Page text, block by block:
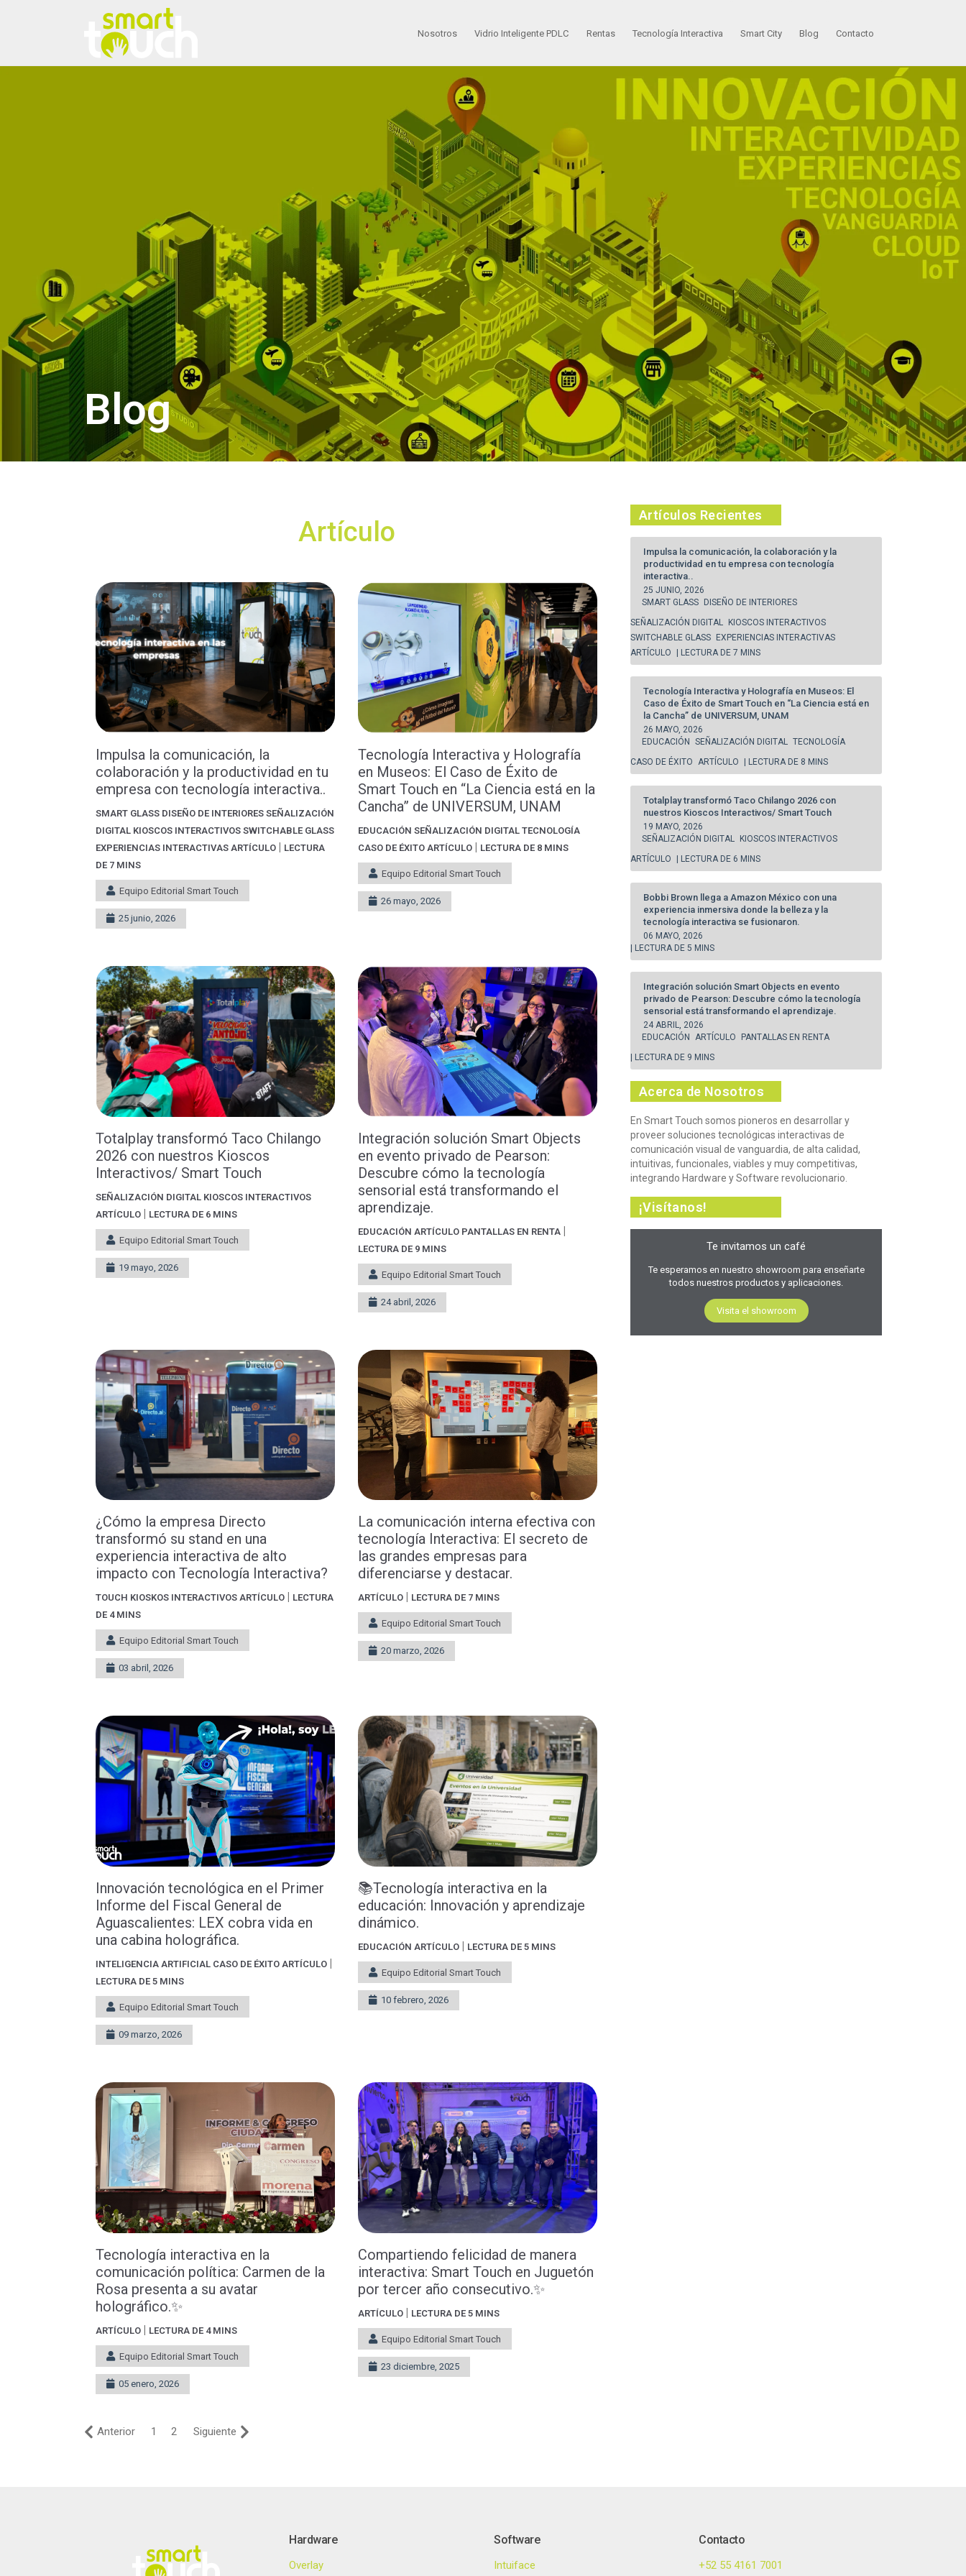
Nosotros Vidrio Inteligente PDLC Rentas Tecnología Interactiva Smart City Blog Contacto
Blog
Artículos Recientes
Impulsa la comunicación, la colaboración y la
productividad en tu empresa con tecnología
interactiva..
25 JUNIO, 2026
SMART GLASS
DISEÑO DE INTERIORES
SEÑALIZACIÓN DIGITAL
KIOSCOS INTERACTIVOS
SWITCHABLE GLASS
EXPERIENCIAS INTERACTIVAS
ARTÍCULO
| LECTURA DE 7 MINS
Tecnología Interactiva y Holografía en Museos: El
Caso de Éxito de Smart Touch en “La Ciencia está en
la Cancha” de UNIVERSUM, UNAM
26 MAYO, 2026
EDUCACIÓN
SEÑALIZACIÓN DIGITAL TECNOLOGÍA
CASO DE ÉXITO ARTÍCULO | LECTURA DE 8 MINS
Totalplay transformó Taco Chilango 2026 con
nuestros Kioscos Interactivos/ Smart Touch
19 MAYO, 2026
SEÑALIZACIÓN DIGITAL
KIOSCOS INTERACTIVOS
ARTÍCULO
| LECTURA DE 6 MINS
Bobbi Brown llega a Amazon México con una
experiencia inmersiva donde la belleza y la
tecnología interactiva se fusionaron.
06 MAYO, 2026
| LECTURA DE 5 MINS
Integración solución Smart Objects en evento
privado de Pearson: Descubre cómo la tecnología
sensorial está transformando el aprendizaje.
24 ABRIL, 2026
EDUCACIÓN
ARTÍCULO
PANTALLAS EN RENTA
| LECTURA DE 9 MINS
Acerca de Nosotros
En Smart Touch somos pioneros en desarrollar y
proveer soluciones tecnológicas interactivas de
comunicación visual de vanguardia, de alta calidad,
intuitivas, funcionales, viables y muy competitivas,
integrando Hardware y Software revolucionario.
¡Visítanos!
Te invitamos un café
Te esperamos en nuestro showroom para enseñarte
todos nuestros productos y aplicaciones.
Visita el showroom
Artículo
Impulsa la comunicación, la
colaboración y la productividad en tu
empresa con tecnología interactiva..
SMART GLASS DISEÑO DE INTERIORES SEÑALIZACIÓN
DIGITAL KIOSCOS INTERACTIVOS SWITCHABLE GLASS
EXPERIENCIAS INTERACTIVAS ARTÍCULO | LECTURA
DE 7 MINS
Equipo Editorial Smart Touch
25 junio, 2026
Tecnología Interactiva y Holografía
en Museos: El Caso de Éxito de
Smart Touch en “La Ciencia está en la
Cancha” de UNIVERSUM, UNAM
EDUCACIÓN SEÑALIZACIÓN DIGITAL TECNOLOGÍA
CASO DE ÉXITO ARTÍCULO | LECTURA DE 8 MINS
Equipo Editorial Smart Touch
26 mayo, 2026
Totalplay transformó Taco Chilango
2026 con nuestros Kioscos
Interactivos/ Smart Touch
SEÑALIZACIÓN DIGITAL KIOSCOS INTERACTIVOS
ARTÍCULO | LECTURA DE 6 MINS
Equipo Editorial Smart Touch
19 mayo, 2026
Integración solución Smart Objects
en evento privado de Pearson:
Descubre cómo la tecnología
sensorial está transformando el
aprendizaje.
EDUCACIÓN ARTÍCULO PANTALLAS EN RENTA |
LECTURA DE 9 MINS
Equipo Editorial Smart Touch
24 abril, 2026
¿Cómo la empresa Directo
transformó su stand en una
experiencia interactiva de alto
impacto con Tecnología Interactiva?
TOUCH KIOSKOS INTERACTIVOS ARTÍCULO | LECTURA
DE 4 MINS
Equipo Editorial Smart Touch
03 abril, 2026
La comunicación interna efectiva con
tecnología Interactiva: El secreto de
las grandes empresas para
diferenciarse y destacar.
ARTÍCULO | LECTURA DE 7 MINS
Equipo Editorial Smart Touch
20 marzo, 2026
Innovación tecnológica en el Primer
Informe del Fiscal General de
Aguascalientes: LEX cobra vida en
una cabina holográfica.
INTELIGENCIA ARTIFICIAL CASO DE ÉXITO ARTÍCULO |
LECTURA DE 5 MINS
Equipo Editorial Smart Touch
09 marzo, 2026
📚Tecnología interactiva en la
educación: Innovación y aprendizaje
dinámico.
EDUCACIÓN ARTÍCULO | LECTURA DE 5 MINS
Equipo Editorial Smart Touch
10 febrero, 2026
Tecnología interactiva en la
comunicación política: Carmen de la
Rosa presenta a su avatar
holográfico.✨
ARTÍCULO | LECTURA DE 4 MINS
Equipo Editorial Smart Touch
05 enero, 2026
Compartiendo felicidad de manera
interactiva: Smart Touch en Juguetón
por tercer año consecutivo.✨
ARTÍCULO | LECTURA DE 5 MINS
Equipo Editorial Smart Touch
23 diciembre, 2025
Anterior 1 2 Siguiente
Hardware
Overlay
Software
Intuiface
Contacto
+52 55 4161 7001